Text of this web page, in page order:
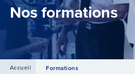
Nos formations
Accueil Formations